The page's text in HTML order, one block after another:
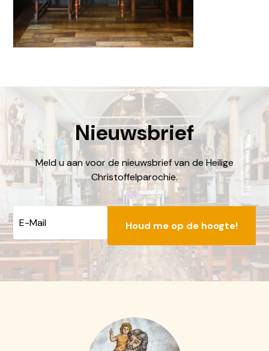
Nieuwsbrief
Meld u aan voor de nieuwsbrief van de Heilige
Christoffelparochie.